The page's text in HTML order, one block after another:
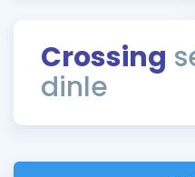
Rehberlik Aracı
ÖSYM Sınav Takvimi
Crossing
dinle